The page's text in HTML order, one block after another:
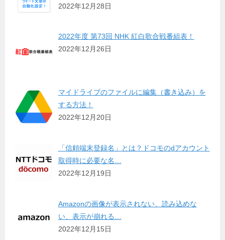
2022年12月28日
2022年度 第73回 NHK 紅白歌合戦番組表！
2022年12月26日
マイドライブのファイルに編集（書き込み）を
する方法！
2022年12月20日
「信頼端末登録名」とは？ドコモのdアカウント
取得時に必要な名…
2022年12月19日
Amazonの画像が表示されない、読み込めな
い、表示が崩れる…
2022年12月15日